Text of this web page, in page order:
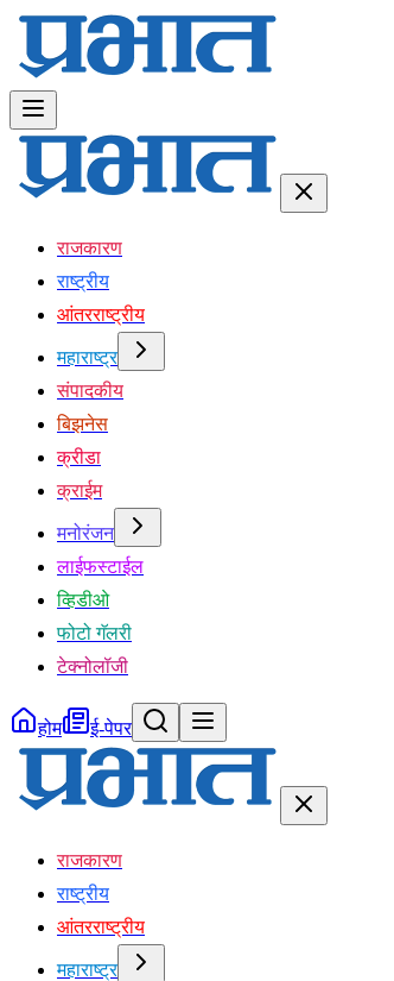
राजकारण
राष्ट्रीय
आंतरराष्ट्रीय
महाराष्ट्र
संपादकीय
बिझनेस
क्रीडा
क्राईम
मनोरंजन
लाईफस्टाईल
व्हिडीओ
फोटो गॅलरी
टेक्नोलॉजी
होम ई-पेपर
राजकारण
राष्ट्रीय
आंतरराष्ट्रीय
महाराष्ट्र